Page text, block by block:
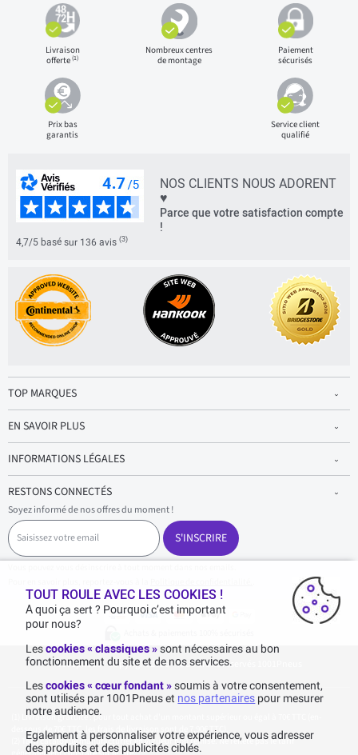
Livraison
offerte(1)
Nombreux centres
de montage
Paiement
sécurisés
Prix bas
garantis
Service client
qualifié
NOS CLIENTS NOUS ADORENT
♥
Parce que votre satisfaction compte
!
4,7/5 basé sur 136 avis (3)
TOP MARQUES
EN SAVOIR PLUS
INFORMATIONS LÉGALES
RESTONS CONNECTÉS
Soyez informé de nos offres du moment !
S
a
i
s
S'INSCRIRE
1001pneus - Copyright 2026 - Tous droits réservés 1001Pneus
Livraison gratuite : pour tout achat d'un montant supérieur ou égal à 70€ TTC (en-
dessous de 70€ TTC, les frais de livraison sont de 7,90€ TTC).
Tarif catalogue manufacturier en vigueur non remisé. Ne reflète pas le tarif
TOUT ROULE AVEC LES COOKIES !
A quoi ça sert ? Pourquoi c’est important
pour nous?
Lescookies « classiques »sont nécessaires au bon
fonctionnement du site et de nos services.
Lescookies « cœur fondant » soumis à votre consentement,
sont utilisés par 1001Pneus et nos partenaires pour mesurer
notre audience.
Egalement à personnaliser votre expérience, vous adresser
des produits et des publicités ciblés.